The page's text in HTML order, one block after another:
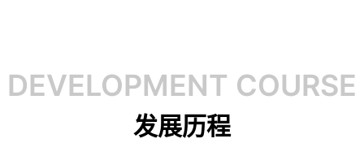
DEVELOPMENT COURSE
发展历程